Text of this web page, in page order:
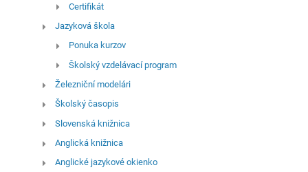
Certifikát
Jazyková škola
Ponuka kurzov
Školský vzdelávací program
Železniční modelári
Školský časopis
Slovenská knižnica
Anglická knižnica
Anglické jazykové okienko